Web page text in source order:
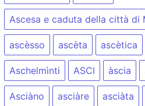
Ascesa e caduta della città di
ascèsso ascèta ascètica
Aschelmìnti ASCI àscia
Asciàno asciàre asciàta